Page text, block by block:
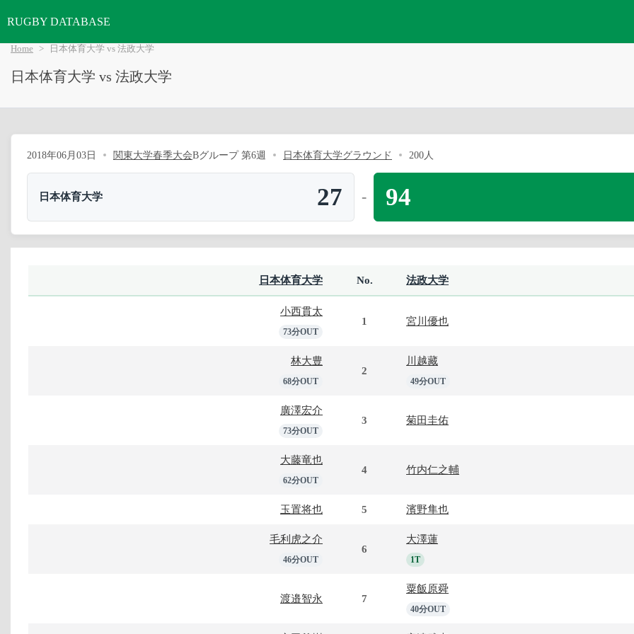
RUGBY DATABASE
Home 日本体育大学 vs 法政大学
日本体育大学 vs 法政大学
2018年06月03日 関東大学春季大会Bグループ 第6週 日本体育大学グラウンド 200人
日本体育大学 27 - 94
日本体育大学 No. 法政大学
小西貫太
73分OUT
1 宮川優也
林大豊
68分OUT
2
川越藏
49分OUT
廣澤宏介
73分OUT
3 菊田圭佑
大藤竜也
62分OUT
4 竹内仁之輔
玉置将也 5 濱野隼也
毛利虎之介
46分OUT
6
大澤蓮
1T
渡邉智永 7
粟飯原舜
40分OUT